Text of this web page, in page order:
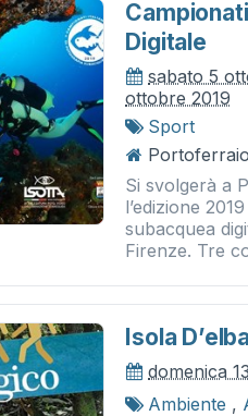
Digitale
sabato 5
ottobre 2019
Sport
Si svolgerà a
l’edizione
subacquea
Firenze. Tre
Isola
domenica
Ambiente ,